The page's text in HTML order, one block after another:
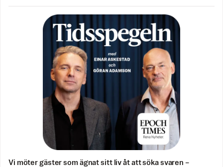
Vi möter gäster som ägnat sitt liv åt att söka svaren –